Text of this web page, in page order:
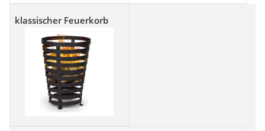
klassischer Feuerkorb